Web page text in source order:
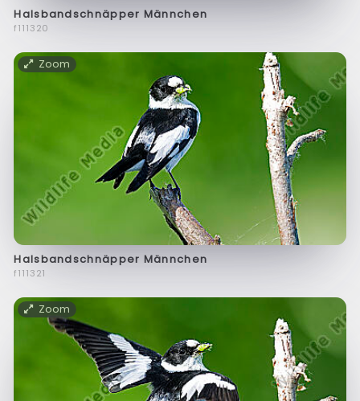
Halsbandschnäpper Männchen
f111320
Zoom
Halsbandschnäpper Männchen
f111321
Zoom